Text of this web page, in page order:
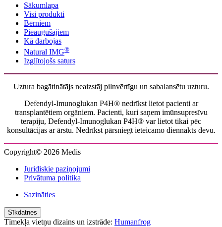
Sākumlapa
Visi produkti
Bērniem
Pieaugušajiem
Kā darbojas
Natural IMG®
Izglītojošs saturs
Uztura bagātinātājs neaizstāj pilnvērtīgu un sabalansētu uzturu.
Defendyl-Imunoglukan P4H® nedrīkst lietot pacienti ar
transplantētiem orgāniem. Pacienti, kuri saņem imūnsupresīvu
terapiju, Defendyl-Imunoglukan P4H® var lietot tikai pēc
konsultācijas ar ārstu. Nedrīkst pārsniegt ieteicamo diennakts devu.
Copyright© 2026 Medis
Juridiskie paziņojumi
Privātuma politika
Sazināties
Sīkdatnes
Tīmekļa vietņu dizains un izstrāde: Humanfrog